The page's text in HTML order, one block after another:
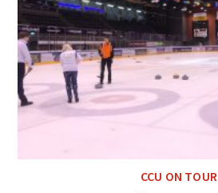
CCU ON TOUR